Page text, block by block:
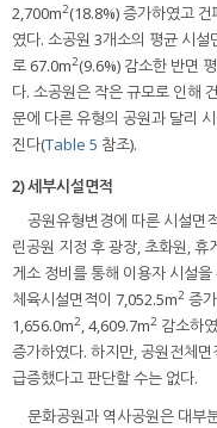
2,700m2(18.8%) 증가하였고
였다. 소공원 3개소의 평균 시설
로 67.0m2(9.6%) 감소한 반면
다. 소공원은 작은 규모로 인해
문에 다른 유형의 공원과 달리
진다(Table 5 참조).
2) 세부시설면적
공원유형변경에 따른 시설면
린공원 지정 후 광장, 초화원,
게소 정비를 통해 이용자 시설
체육시설면적이 7,052.5m2 증
1,656.0m2, 4,609.7m2 감소하
증가하였다. 하지만, 공원전체
급증했다고 판단할 수는 없다.
문화공원과 역사공원은 대부